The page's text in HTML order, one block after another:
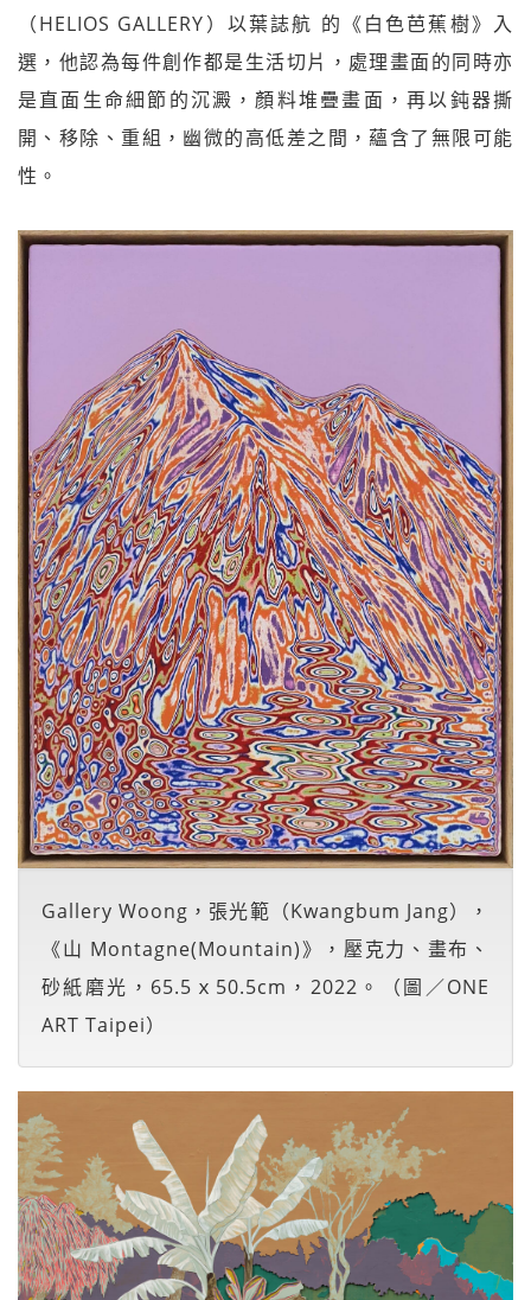
（HELIOS GALLERY）以葉誌航 的《白色芭蕉樹》入
選，他認為每件創作都是生活切片，處理畫面的同時亦
是直面生命細節的沉澱，顏料堆疊畫面，再以鈍器撕
開、移除、重組，幽微的高低差之間，蘊含了無限可能
性。
Gallery Woong，張光範（Kwangbum Jang），
《山 Montagne(Mountain)》，壓克力、畫布、
砂紙磨光，65.5ｘ50.5cm，2022。（圖／ONE
ART Taipei）